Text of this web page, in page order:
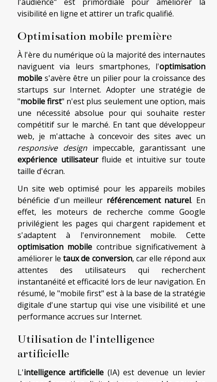
visibilité en ligne et attirer un trafic qualifié.
Optimisation mobile première
À l'ère du numérique où la majorité des internautes
naviguent via leurs smartphones, l'optimisation
mobile s'avère être un pilier pour la croissance des
startups sur Internet. Adopter une stratégie de
"mobile first" n'est plus seulement une option, mais
une nécessité absolue pour qui souhaite rester
compétitif sur le marché. En tant que développeur
web, je m'attache à concevoir des sites avec un
responsive designimpeccable, garantissant une
expérience utilisateurfluide et intuitive sur toute
taille d'écran.
Un site web optimisé pour les appareils mobiles
bénéficie d'un meilleur référencement naturel. En
effet, les moteurs de recherche comme Google
privilégient les pages qui chargent rapidement et
s'adaptent à l'environnement mobile. Cette
optimisation mobile contribue significativement à
améliorer letaux de conversion, car elle répond aux
attentes des utilisateurs qui recherchent
instantanéité et efficacité lors de leur navigation. En
résumé, le "mobile first" est à la base de la stratégie
digitale d'une startup qui vise une visibilité et une
performance accrues sur Internet.
Utilisation de l'intelligence
artificielle
L'intelligence artificielle (IA) est devenue un levier